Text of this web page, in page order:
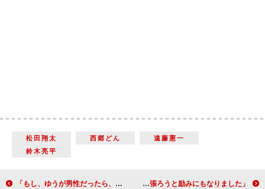
松田翔太 西郷どん
遠藤憲一
鈴木亮平
「もし、ゆうが男性だったら、大久保さんと一緒に行動を起こしていたのでは…」内田有紀（ゆう）【「西郷どん」インタビュー】 「初めての大河ドラマ出演で自信がつき、また呼んでいただけるように頑張ろうと励みにもなりました」北川景子（天璋院（篤姫））【「西郷どん」インタビュー】